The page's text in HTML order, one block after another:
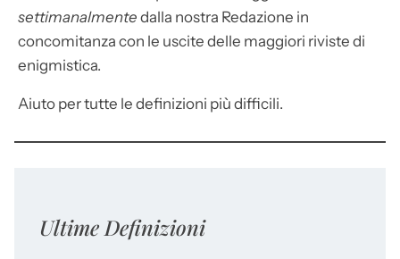
settimanalmente dalla nostra Redazione in
concomitanza con le uscite delle maggiori riviste di
enigmistica.
Aiuto per tutte le definizioni più difficili.
Ultime Definizioni